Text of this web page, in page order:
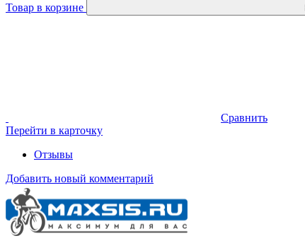
Товар в корзине
Сравнить
Перейти в карточку
Отзывы
Добавить новый комментарий